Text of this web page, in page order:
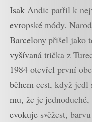
Isak Andic patřil k
evropské módy.
Barcelony přišel jako
vyšívaná trička z
1984 otevřel první
během cest, když
mu, že je
evokuje svěžest,